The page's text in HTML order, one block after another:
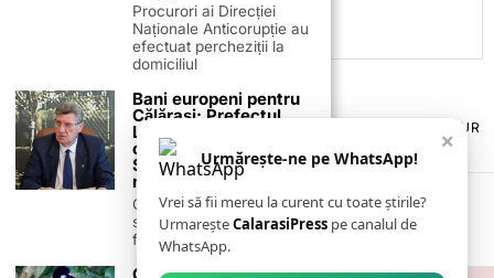
TERMENI ȘI CONDIȚII
POLITICA DE ANULARE & RETUR
PUBLICITATE ONLINE & TIPĂRITĂ
CONTACT
ZIARUL ANUNȚUL CĂLĂRĂȘEAN
×
Urmărește-ne pe WhatsApp!
Vrei să fii mereu la curent cu toate știrile?
UrmareșteCalarasiPress pe canalul de
WhatsApp.
Procurori ai Direcției
Naționale Anticorupție au
efectuat percheziții la
domiciliul
Bani europeni pentru
Călărași: Prefectul
Laurențiu State anunță
colaborarea cu ADR
Sud-Muntenia pentru
noi finanțări
Călărașul se pregătește
să intre pe harta
finanțărilor europene, cu